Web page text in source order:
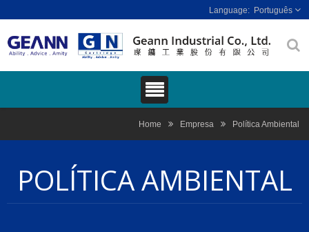
Português
Home Empresa Política Ambiental
POLÍTICA AMBIENTAL